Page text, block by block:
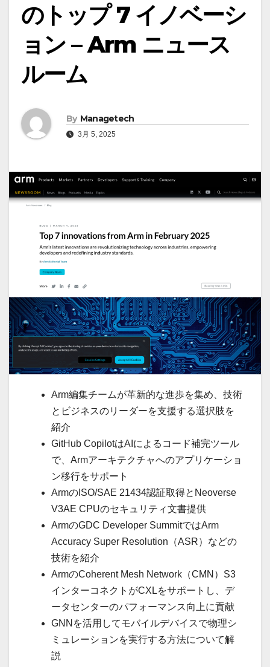
のトップ 7 イノベーシ
ョン – Arm ニュース
ルーム
By Managetech
3月 5, 2025
Arm編集チームが革新的な進歩を集め、技術
とビジネスのリーダーを支援する選択肢を
紹介
GitHub CopilotはAIによるコード補完ツール
で、Armアーキテクチャへのアプリケーショ
ン移行をサポート
ArmのISO/SAE 21434認証取得とNeoverse
V3AE CPUのセキュリティ文書提供
ArmのGDC Developer SummitではArm
Accuracy Super Resolution（ASR）などの
技術を紹介
ArmのCoherent Mesh Network（CMN）S3
インターコネクトがCXLをサポートし、デ
ータセンターのパフォーマンス向上に貢献
GNNを活用してモバイルデバイスで物理シ
ミュレーションを実行する方法について解
説